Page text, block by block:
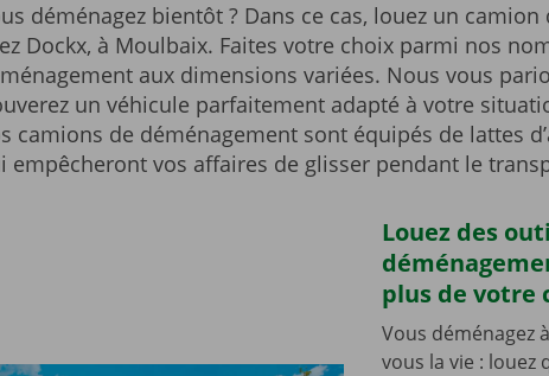
déménagez bientôt ? Dans ce cas, louez un
Dockx, à Moulbaix. Faites votre choix parmi nos
aux dimensions variées. Nous vous
un véhicule parfaitement adapté à votre
camions de déménagement sont équipés de lattes
empêcheront vos affaires de glisser pendant le
Louez des
plus de votre
Vous déménagez
vous la vie : louez